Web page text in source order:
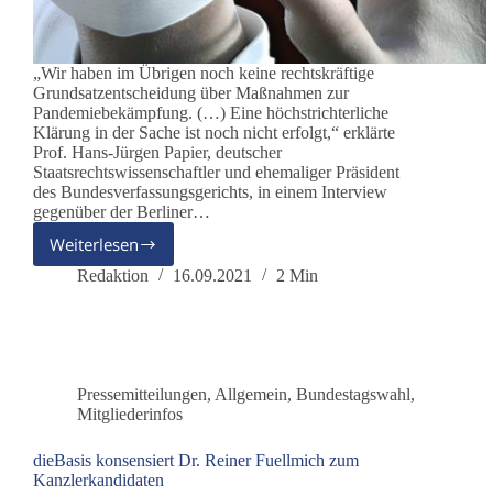
„Wir haben im Übrigen noch keine rechtskräftige
Grundsatzentscheidung über Maßnahmen zur
Pandemiebekämpfung. (…) Eine höchstrichterliche
Klärung in der Sache ist noch nicht erfolgt,“ erklärte
Prof. Hans-Jürgen Papier, deutscher
Staatsrechtswissenschaftler und ehemaliger Präsident
des Bundesverfassungsgerichts, in einem Interview
gegenüber der Berliner…
Weiterlesen
Nötigung
zum
in
totalitären
Staaten
Redaktion 16.09.2021 2 Min
Pressemitteilungen, Allgemein, Bundestagswahl,
Mitgliederinfos
dieBasis konsensiert Dr. Reiner Fuellmich zum
Kanzlerkandidaten